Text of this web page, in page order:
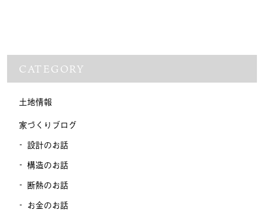
CATEGORY
土地情報
家づくりブログ
設計のお話
構造のお話
断熱のお話
お金のお話